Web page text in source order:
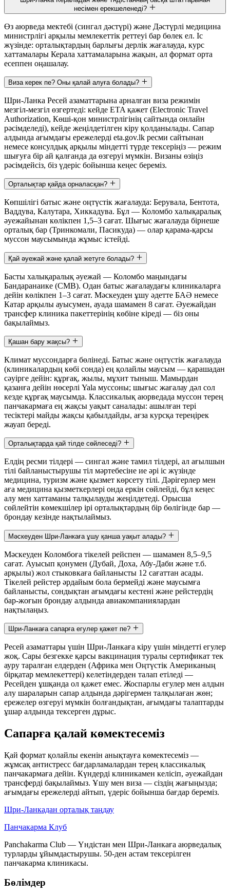
несімен ерекшеленеді?
Өз аюрведа мектебі (сингал дәстүрі) және Дәстүрлі медицина
министрлігі арқылы мемлекеттік реттеуі бар бөлек ел. Іс
жүзінде: орталықтардың барлығы дерлік жағалауда, курс
хаттамалары Керала хаттамаларына жақын, ал формат орта
есеппен оңашалау.
Виза керек пе? Оны қалай алуға болады?
Шри-Ланка Ресей азаматтарына арналған виза режимін
мезгіл-мезгіл өзгертеді: кейде ETA қажет (Electronic Travel
Authorization, Көші-қон министрлігінің сайтында онлайн
рәсімделеді), кейде жеңілдетілген кіру қолданылады. Сапар
алдында ағымдағы ережелерді eta.gov.lk ресми сайтынан
немесе консулдық арқылы міндетті түрде тексеріңіз — режим
шығуға бір ай қалғанда да өзгеруі мүмкін. Визаны өзіңіз
рәсімдейсіз, біз үдеріс бойынша кеңес береміз.
Орталықтар қайда орналасқан?
Көпшілігі батыс және оңтүстік жағалауда: Берувала, Бентота,
Ваддува, Калутара, Хиккадува. Бұл — Коломбо халықаралық
әуежайынан көлікпен 1,5–3 сағат. Шығыс жағалауда бірнеше
орталық бар (Тринкомали, Пасикуда) — олар қарама-қарсы
муссон маусымында жұмыс істейді.
Қай әуежай және қалай жетуге болады?
Басты халықаралық әуежай — Коломбо маңындағы
Бандаранаике (CMB). Одан батыс жағалаудағы клиникаларға
дейін көлікпен 1–3 сағат. Мәскеуден ұшу әдетте БАӘ немесе
Катар арқылы ауысумен, ауада шамамен 8 сағат. Әуежайдан
трансфер клиника пакеттерінің көбіне кіреді — біз оны
бақылаймыз.
Қашан бару жақсы?
Климат муссондарға бөлінеді. Батыс және оңтүстік жағалауда
(клиникалардың көбі сонда) ең қолайлы маусым — қарашадан
сәуірге дейін: құрғақ, жылы, мұхит тыныш. Мамырдан
қазанға дейін нөсерлі Yala муссоны; шығыс жағалау дәл сол
кезде құрғақ маусымда. Классикалық аюрведада муссон терең
панчакармаға ең жақсы уақыт саналады: ашылған тері
тесіктері майды жақсы қабылдайды, ағза курсқа тереңірек
жауап береді.
Орталықтарда қай тілде сөйлеседі?
Елдің ресми тілдері — сингал және тамил тілдері, ал ағылшын
тілі байланыстырушы тіл мәртебесіне ие әрі іс жүзінде
медицина, туризм және қызмет көрсету тілі. Дәрігерлер мен
аға медицина қызметкерлері онда еркін сөйлейді, бұл кеңес
алу мен хаттаманы талқылауды жеңілдетеді. Орысша
сөйлейтін көмекшілер ірі орталықтардың бір бөлігінде бар —
брондау кезінде нақтылаймыз.
Мәскеуден Шри-Ланкаға ұшу қанша уақыт алады?
Мәскеуден Коломбоға тікелей рейспен — шамамен 8,5–9,5
сағат. Ауысып қонумен (Дубай, Доха, Абу-Даби және т.б.
арқылы) жол стыковкаға байланысты 12 сағаттан асады.
Тікелей рейстер әрдайым бола бермейді және маусымға
байланысты, сондықтан ағымдағы кестені және рейстердің
бар-жоғын брондау алдында авиакомпаниялардан
нақтылаңыз.
Шри-Ланкаға сапарға егулер қажет пе?
Ресей азаматтары үшін Шри-Ланкаға кіру үшін міндетті егулер
жоқ. Сары безгекке қарсы вакцинация туралы сертификат тек
ауру таралған елдерден (Африка мен Оңтүстік Американың
бірқатар мемлекеттері) келетіндерден талап етіледі —
Ресейден ұшқанда ол қажет емес. Жоспарлы егулер мен алдын
алу шараларын сапар алдында дәрігермен талқылаған жөн;
ережелер өзгеруі мүмкін болғандықтан, ағымдағы талаптарды
ұшар алдында тексерген дұрыс.
Сапарға қалай көмектесеміз
Қай формат қолайлы екенін анықтауға көмектесеміз —
жұмсақ антистресс бағдарламалардан терең классикалық
панчакармаға дейін. Күндерді клиникамен келісіп, әуежайдан
трансферді бақылаймыз. Ұшу мен виза — сіздің жағыңызда;
ағымдағы ережелерді айтып, үдеріс бойынша бағдар береміз.
Шри-Ланкадан орталық таңдау
Панчакарма Клуб
Panchakarma Club — Үндістан мен Шри-Ланкаға аюрведалық
турларды ұйымдастырушы. 50-ден астам тексерілген
панчакарма клиникасы.
Бөлімдер